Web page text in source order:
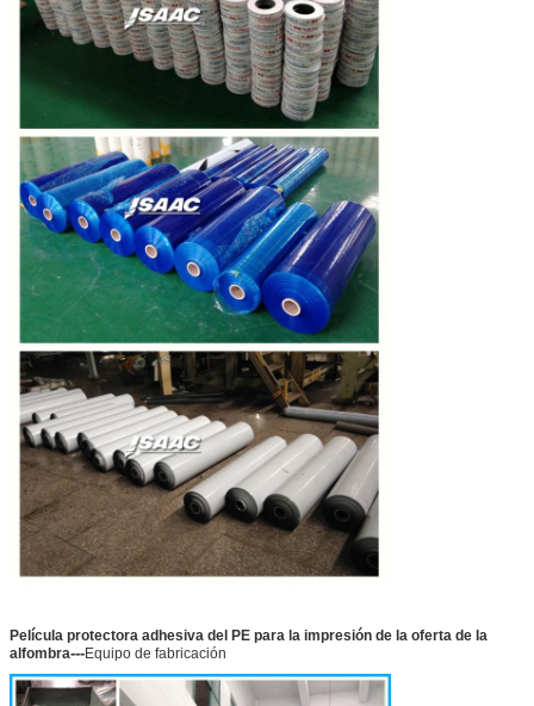
Película protectora adhesiva del PE para la impresión de la oferta de la
alfombra---Equipo de fabricación